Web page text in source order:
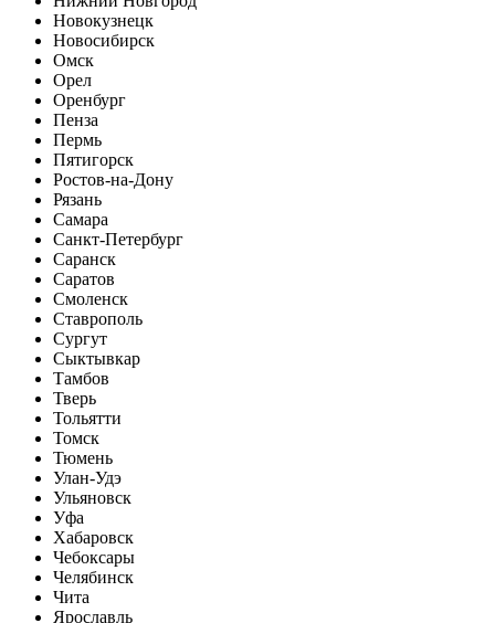
Новокузнецк
Новосибирск
Омск
Орел
Оренбург
Пенза
Пермь
Пятигорск
Ростов-на-Дону
Рязань
Самара
Санкт-Петербург
Саранск
Саратов
Смоленск
Ставрополь
Сургут
Сыктывкар
Тамбов
Тверь
Тольятти
Томск
Тюмень
Улан-Удэ
Ульяновск
Уфа
Хабаровск
Чебоксары
Челябинск
Чита
Ярославль